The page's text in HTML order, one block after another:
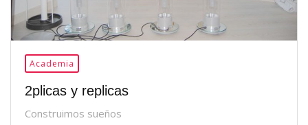
Academia
2plicas y replicas
Construimos sueños